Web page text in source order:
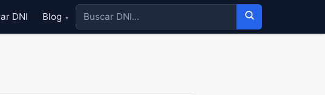
DNI Blog ▾